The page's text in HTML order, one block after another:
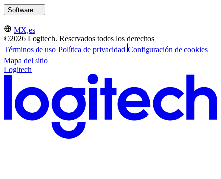
Software
MX,es
©2026 Logitech. Reservados todos los derechos
Términos de uso Política de privacidad Configuración de cookies
Mapa del sitio
Logitech